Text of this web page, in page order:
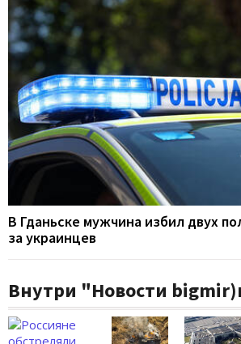
В Гданьске мужчина избил двух
за украинцев
Внутри "Новости